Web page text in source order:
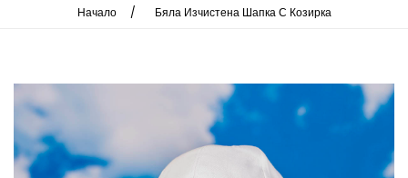
Начало Бяла Изчистена Шапка С Козирка